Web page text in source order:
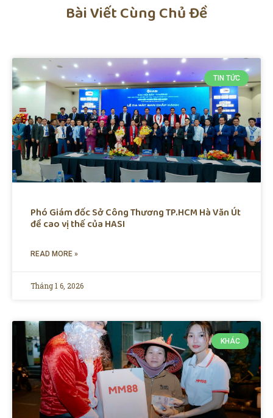
Bài Viết Cùng Chủ Đề
TIN TỨC
Phó Giám đốc Sở Công Thương TP.HCM Hà Văn Út
đề cao vị thế của HASI
READ MORE »
Tháng 1 6, 2026
KHÁC